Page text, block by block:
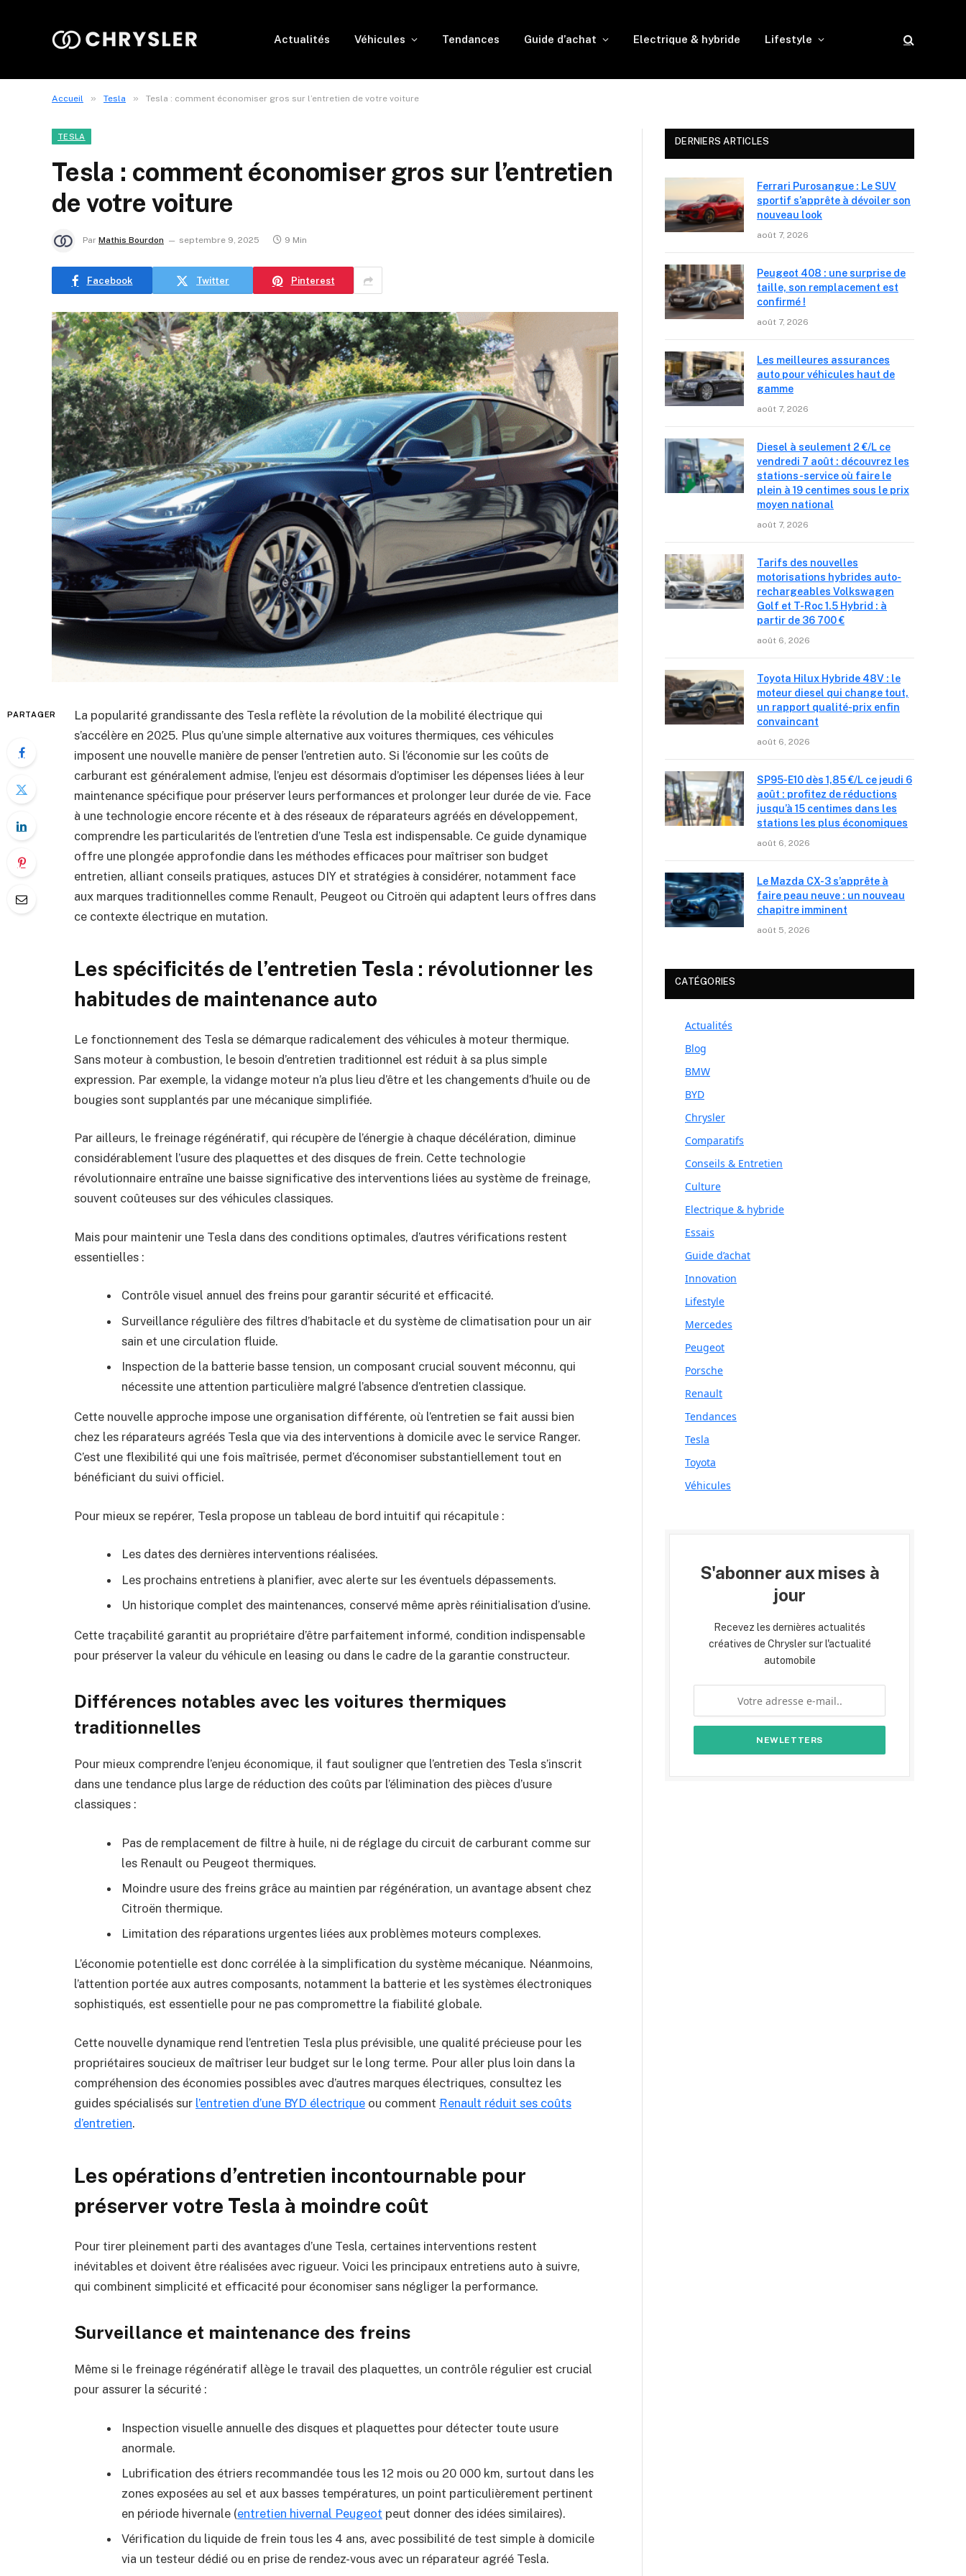
Actualités Véhicules Tendances Guide d’achat Electrique & hybride Lifestyle
Accueil » Tesla » Tesla : comment économiser gros sur l’entretien de votre voiture
TESLA
Tesla : comment économiser gros sur l’entretien
de votre voiture
Par Mathis Bourdon septembre 9, 2025 9 Min
Facebook Twitter Pinterest
PARTAGER
La popularité grandissante des Tesla reflète la révolution de la mobilité électrique qui
s’accélère en 2025. Plus qu’une simple alternative aux voitures thermiques, ces véhicules
imposent une nouvelle manière de penser l’entretien auto. Si l’économie sur les coûts de
carburant est généralement admise, l’enjeu est désormais d’optimiser les dépenses liées à leur
maintenance spécifique pour préserver leurs performances et prolonger leur durée de vie. Face
à une technologie encore récente et à des réseaux de réparateurs agréés en développement,
comprendre les particularités de l’entretien d’une Tesla est indispensable. Ce guide dynamique
offre une plongée approfondie dans les méthodes efficaces pour maîtriser son budget
entretien, alliant conseils pratiques, astuces DIY et stratégies à considérer, notamment face
aux marques traditionnelles comme Renault, Peugeot ou Citroën qui adaptent leurs offres dans
ce contexte électrique en mutation.
Les spécificités de l’entretien Tesla : révolutionner les
habitudes de maintenance auto
Le fonctionnement des Tesla se démarque radicalement des véhicules à moteur thermique.
Sans moteur à combustion, le besoin d’entretien traditionnel est réduit à sa plus simple
expression. Par exemple, la vidange moteur n’a plus lieu d’être et les changements d’huile ou de
bougies sont supplantés par une mécanique simplifiée.
Par ailleurs, le freinage régénératif, qui récupère de l’énergie à chaque décélération, diminue
considérablement l’usure des plaquettes et des disques de frein. Cette technologie
révolutionnaire entraîne une baisse significative des interventions liées au système de freinage,
souvent coûteuses sur des véhicules classiques.
Mais pour maintenir une Tesla dans des conditions optimales, d’autres vérifications restent
essentielles :
Contrôle visuel annuel des freins pour garantir sécurité et efficacité.
Surveillance régulière des filtres d’habitacle et du système de climatisation pour un air
sain et une circulation fluide.
Inspection de la batterie basse tension, un composant crucial souvent méconnu, qui
nécessite une attention particulière malgré l’absence d’entretien classique.
Cette nouvelle approche impose une organisation différente, où l’entretien se fait aussi bien
chez les réparateurs agréés Tesla que via des interventions à domicile avec le service Ranger.
C’est une flexibilité qui une fois maîtrisée, permet d’économiser substantiellement tout en
bénéficiant du suivi officiel.
Pour mieux se repérer, Tesla propose un tableau de bord intuitif qui récapitule :
Les dates des dernières interventions réalisées.
Les prochains entretiens à planifier, avec alerte sur les éventuels dépassements.
Un historique complet des maintenances, conservé même après réinitialisation d’usine.
Cette traçabilité garantit au propriétaire d’être parfaitement informé, condition indispensable
pour préserver la valeur du véhicule en leasing ou dans le cadre de la garantie constructeur.
Différences notables avec les voitures thermiques
traditionnelles
Pour mieux comprendre l’enjeu économique, il faut souligner que l’entretien des Tesla s’inscrit
dans une tendance plus large de réduction des coûts par l’élimination des pièces d’usure
classiques :
Pas de remplacement de filtre à huile, ni de réglage du circuit de carburant comme sur
les Renault ou Peugeot thermiques.
Moindre usure des freins grâce au maintien par régénération, un avantage absent chez
Citroën thermique.
Limitation des réparations urgentes liées aux problèmes moteurs complexes.
L’économie potentielle est donc corrélée à la simplification du système mécanique. Néanmoins,
l’attention portée aux autres composants, notamment la batterie et les systèmes électroniques
sophistiqués, est essentielle pour ne pas compromettre la fiabilité globale.
Cette nouvelle dynamique rend l’entretien Tesla plus prévisible, une qualité précieuse pour les
propriétaires soucieux de maîtriser leur budget sur le long terme. Pour aller plus loin dans la
compréhension des économies possibles avec d’autres marques électriques, consultez les
guides spécialisés sur l’entretien d’une BYD électrique ou comment Renault réduit ses coûts
d’entretien.
Les opérations d’entretien incontournable pour
préserver votre Tesla à moindre coût
Pour tirer pleinement parti des avantages d’une Tesla, certaines interventions restent
inévitables et doivent être réalisées avec rigueur. Voici les principaux entretiens auto à suivre,
qui combinent simplicité et efficacité pour économiser sans négliger la performance.
Surveillance et maintenance des freins
Même si le freinage régénératif allège le travail des plaquettes, un contrôle régulier est crucial
pour assurer la sécurité :
Inspection visuelle annuelle des disques et plaquettes pour détecter toute usure
anormale.
Lubrification des étriers recommandée tous les 12 mois ou 20 000 km, surtout dans les
zones exposées au sel et aux basses températures, un point particulièrement pertinent
en période hivernale (entretien hivernal Peugeot peut donner des idées similaires).
Vérification du liquide de frein tous les 4 ans, avec possibilité de test simple à domicile
via un testeur dédié ou en prise de rendez-vous avec un réparateur agréé Tesla.
DERNIERS ARTICLES
Ferrari Purosangue : Le SUV
sportif s’apprête à dévoiler son
nouveau look
août 7, 2026
Peugeot 408 : une surprise de
taille, son remplacement est
confirmé !
août 7, 2026
Les meilleures assurances
auto pour véhicules haut de
gamme
août 7, 2026
Diesel à seulement 2 €/L ce
vendredi 7 août : découvrez les
stations-service où faire le
plein à 19 centimes sous le prix
moyen national
août 7, 2026
Tarifs des nouvelles
motorisations hybrides auto-
rechargeables Volkswagen
Golf et T-Roc 1.5 Hybrid : à
partir de 36 700 €
août 6, 2026
Toyota Hilux Hybride 48V : le
moteur diesel qui change tout,
un rapport qualité-prix enfin
convaincant
août 6, 2026
SP95-E10 dès 1,85 €/L ce jeudi 6
août : profitez de réductions
jusqu’à 15 centimes dans les
stations les plus économiques
août 6, 2026
Le Mazda CX-3 s’apprête à
faire peau neuve : un nouveau
chapitre imminent
août 5, 2026
CATÉGORIES
Actualités
Blog
BMW
BYD
Chrysler
Comparatifs
Conseils & Entretien
Culture
Electrique & hybride
Essais
Guide d’achat
Innovation
Lifestyle
Mercedes
Peugeot
Porsche
Renault
Tendances
Tesla
Toyota
Véhicules
S'abonner aux mises à
jour
Recevez les dernières actualités
créatives de Chrysler sur l'actualité
automobile